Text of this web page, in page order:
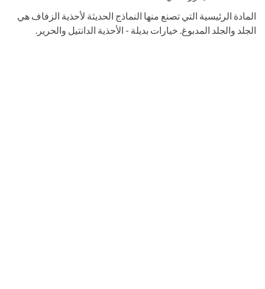
المادة الرئيسية التي تصنع منها النماذج الحديثة لأحذية الزفاف هي
الجلد والجلد المدبوغ. خيارات بديلة - الأحذية الدانتيل والحرير.